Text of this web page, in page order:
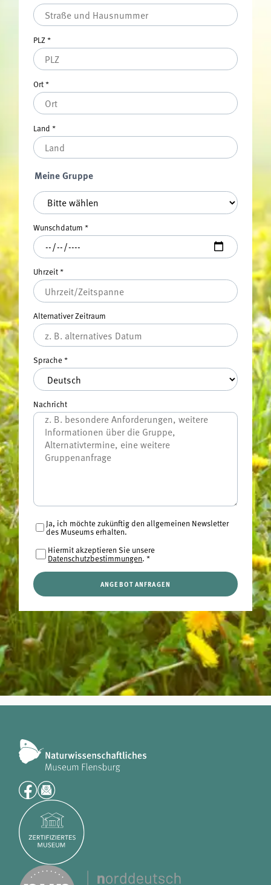
PLZ*
Ort*
Land *
Meine Gruppe
Meine Gruppe*
Wunschdatum *
Uhrzeit*
Alternativer Zeitraum
Sprache*
Nachricht
Ja, ich möchte zukünftig den allgemeinen Newsletter
des Museums erhalten.
Hiermit akzeptieren Sie unsere
Datenschutzbestimmungen.*
ANGEBOT ANFRAGEN